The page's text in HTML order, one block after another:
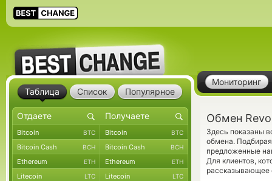
Мониторинг
Обмен
Здесь показаны
обмена.
предложенные
Для клиентов,
рассказывающее
Таблица Список Популярное
Bitcoin BTC Bitcoin BTC
Bitcoin Cash BCH Bitcoin Cash BCH
Ethereum ETH Ethereum ETH
Litecoin LTC Litecoin LTC